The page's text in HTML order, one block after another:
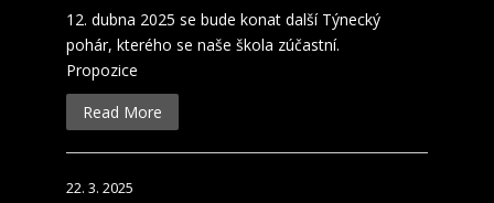
12. dubna 2025 se bude konat další Týnecký
pohár, kterého se naše škola zúčastní.
Propozice
Read More
22. 3. 2025